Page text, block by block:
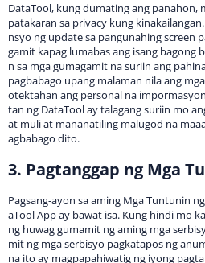
DataTool, kung dumating ang panahon,
patakaran sa privacy kung
nsyo ng update sa pangunahing screen
gamit kapag lumabas ang isang bagong
n sa mga gumagamit na suriin ang
pagbabago upang malaman nila ang
otektahan ang personal na
tan ng DataTool ay talagang suriin mo
at muli at mananatiling malugod na
agbabago dito.
3. Pagtanggap ng Mga
Pagsang-ayon sa aming Mga Tuntunin
aTool App ay bawat isa. Kung hindi mo
ng huwag gumamit ng aming mga
mit ng mga serbisyo pagkatapos ng
na ito ay magpapahiwatig ng iyong